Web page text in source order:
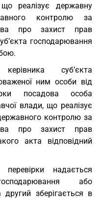
реалізує державну
контролю за
про захист прав
господарювання
суб’єкта
ним особи від
посадова особа
влади, що реалізує
контролю за
про захист прав
акта відповідний
надається
або
зберігається в